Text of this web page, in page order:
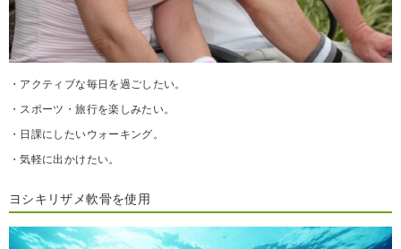
・アクティブな毎日を過ごしたい。
・スポーツ・旅行を楽しみたい。
・日課にしたいウォーキング。
・気軽に出かけたい。
ヨシキリザメ軟骨を使用